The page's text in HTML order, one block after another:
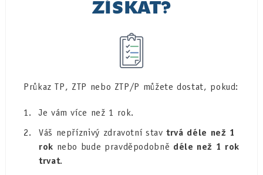
ZÍSKAT?
Průkaz TP, ZTP nebo ZTP/P můžete dostat, pokud:
Je vám více než 1 rok.
Váš nepříznivý zdravotní stavtrvá déle než 1
rok nebo bude pravděpodobně déle než 1 rok
trvat.